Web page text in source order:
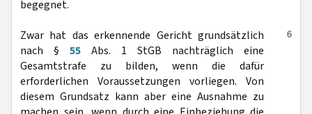
begegnet.
6
Zwar hat das erkennende Gericht grundsätzlich
nach § 55 Abs. 1 StGB nachträglich eine
Gesamtstrafe zu bilden, wenn die dafür
erforderlichen Voraussetzungen vorliegen. Von
diesem Grundsatz kann aber eine Ausnahme zu